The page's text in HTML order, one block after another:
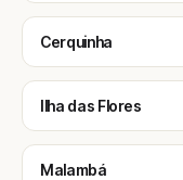
Cerquinha
Ilha das Flores
Malambá